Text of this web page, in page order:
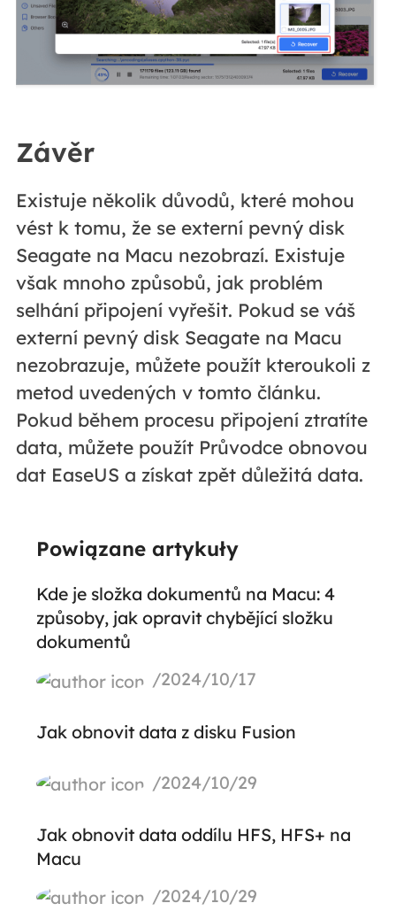
Závěr
Existuje několik důvodů, které mohou
vést k tomu, že se externí pevný disk
Seagate na Macu nezobrazí. Existuje
však mnoho způsobů, jak problém
selhání připojení vyřešit. Pokud se váš
externí pevný disk Seagate na Macu
nezobrazuje, můžete použít kteroukoli z
metod uvedených v tomto článku.
Pokud během procesu připojení ztratíte
data, můžete použít Průvodce obnovou
dat EaseUS a získat zpět důležitá data.
Powiązane artykuły
Kde je složka dokumentů na Macu: 4
způsoby, jak opravit chybějící složku
dokumentů
/2024/10/17
Jak obnovit data z disku Fusion
/2024/10/29
Jak obnovit data oddílu HFS, HFS+ na
Macu
/2024/10/29